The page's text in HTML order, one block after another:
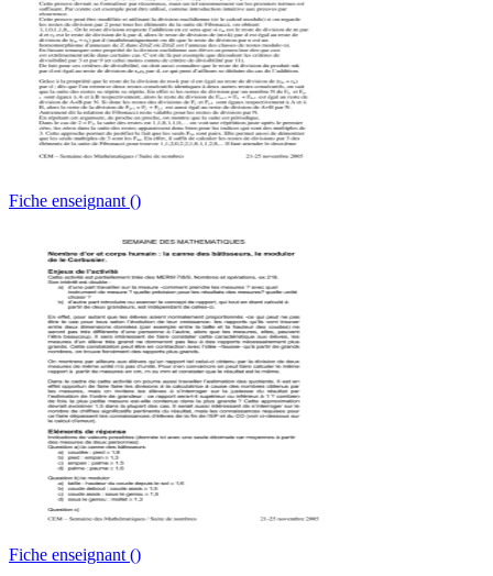
Fiche enseignant ()
Fiche enseignant ()